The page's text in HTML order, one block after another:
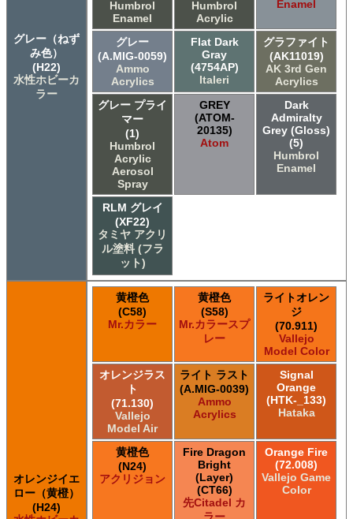
グレー（ねず
み色）
(H22)
水性ホビーカ
ラー
Humbrol
Enamel
Humbrol
Acrylic
Enamel
グレー
(A.MIG-0059)
Ammo
Acrylics
Flat Dark
Gray
(4754AP)
Italeri
グラファイト
(AK11019)
AK 3rd Gen
Acrylics
グレー プライ
マー
(1)
Humbrol
Acrylic
Aerosol
Spray
GREY
(ATOM-
20135)
Atom
Dark
Admiralty
Grey (Gloss)
(5)
Humbrol
Enamel
RLM グレイ
(XF22)
タミヤ アクリ
ル塗料 (フラ
ット)
オレンジイエ
ロー（黄橙）
(H24)
黄橙色
(C58)
Mr.カラー
黄橙色
(S58)
Mr.カラースプ
レー
ライトオレン
ジ
(70.911)
Vallejo
Model Color
オレンジラス
ト
(71.130)
Vallejo
Model Air
ライト ラスト
(A.MIG-0039)
Ammo
Acrylics
Signal
Orange
(HTK-_133)
Hataka
黄橙色
(N24)
アクリジョン
Fire Dragon
Bright
(Layer)
(CT66)
先Citadel カ
ラー
Orange Fire
(72.008)
Vallejo Game
Color